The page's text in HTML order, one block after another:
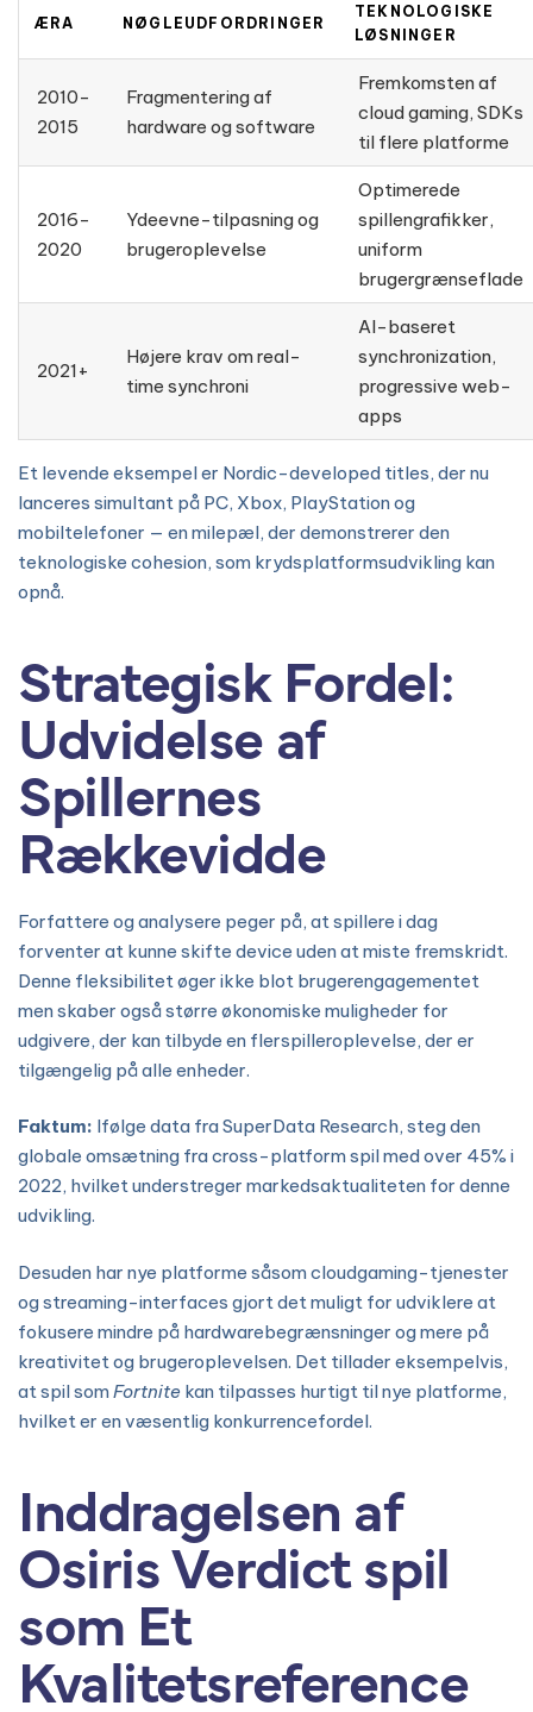
ÆRA NØGLEUDFORDRINGER
TEKNOLOGISKE
LØSNINGER
2010-
2015
Fragmentering af
hardware og software
Fremkomsten af
cloud gaming, SDKs
til flere platforme
2016-
2020
Ydeevne-tilpasning og
brugeroplevelse
Optimerede
spillengrafikker,
uniform
brugergrænseflade
2021+
Højere krav om real-
time synchroni
AI-baseret
synchronization,
progressive web-
apps
Et levende eksempel er Nordic-developed titles, der nu
lanceres simultant på PC, Xbox, PlayStation og
mobiltelefoner — en milepæl, der demonstrerer den
teknologiske cohesion, som krydsplatformsudvikling kan
opnå.
Strategisk Fordel:
Udvidelse af
Spillernes
Rækkevidde
Forfattere og analysere peger på, at spillere i dag
forventer at kunne skifte device uden at miste fremskridt.
Denne fleksibilitet øger ikke blot brugerengagementet
men skaber også større økonomiske muligheder for
udgivere, der kan tilbyde en flerspilleroplevelse, der er
tilgængelig på alle enheder.
Faktum: Ifølge data fra SuperData Research, steg den
globale omsætning fra cross-platform spil med over 45% i
2022, hvilket understreger markedsaktualiteten for denne
udvikling.
Desuden har nye platforme såsom cloudgaming-tjenester
og streaming-interfaces gjort det muligt for udviklere at
fokusere mindre på hardwarebegrænsninger og mere på
kreativitet og brugeroplevelsen. Det tillader eksempelvis,
at spil somFortnite kan tilpasses hurtigt til nye platforme,
hvilket er en væsentlig konkurrencefordel.
Inddragelsen af
Osiris Verdict spil
som Et
Kvalitetsreference